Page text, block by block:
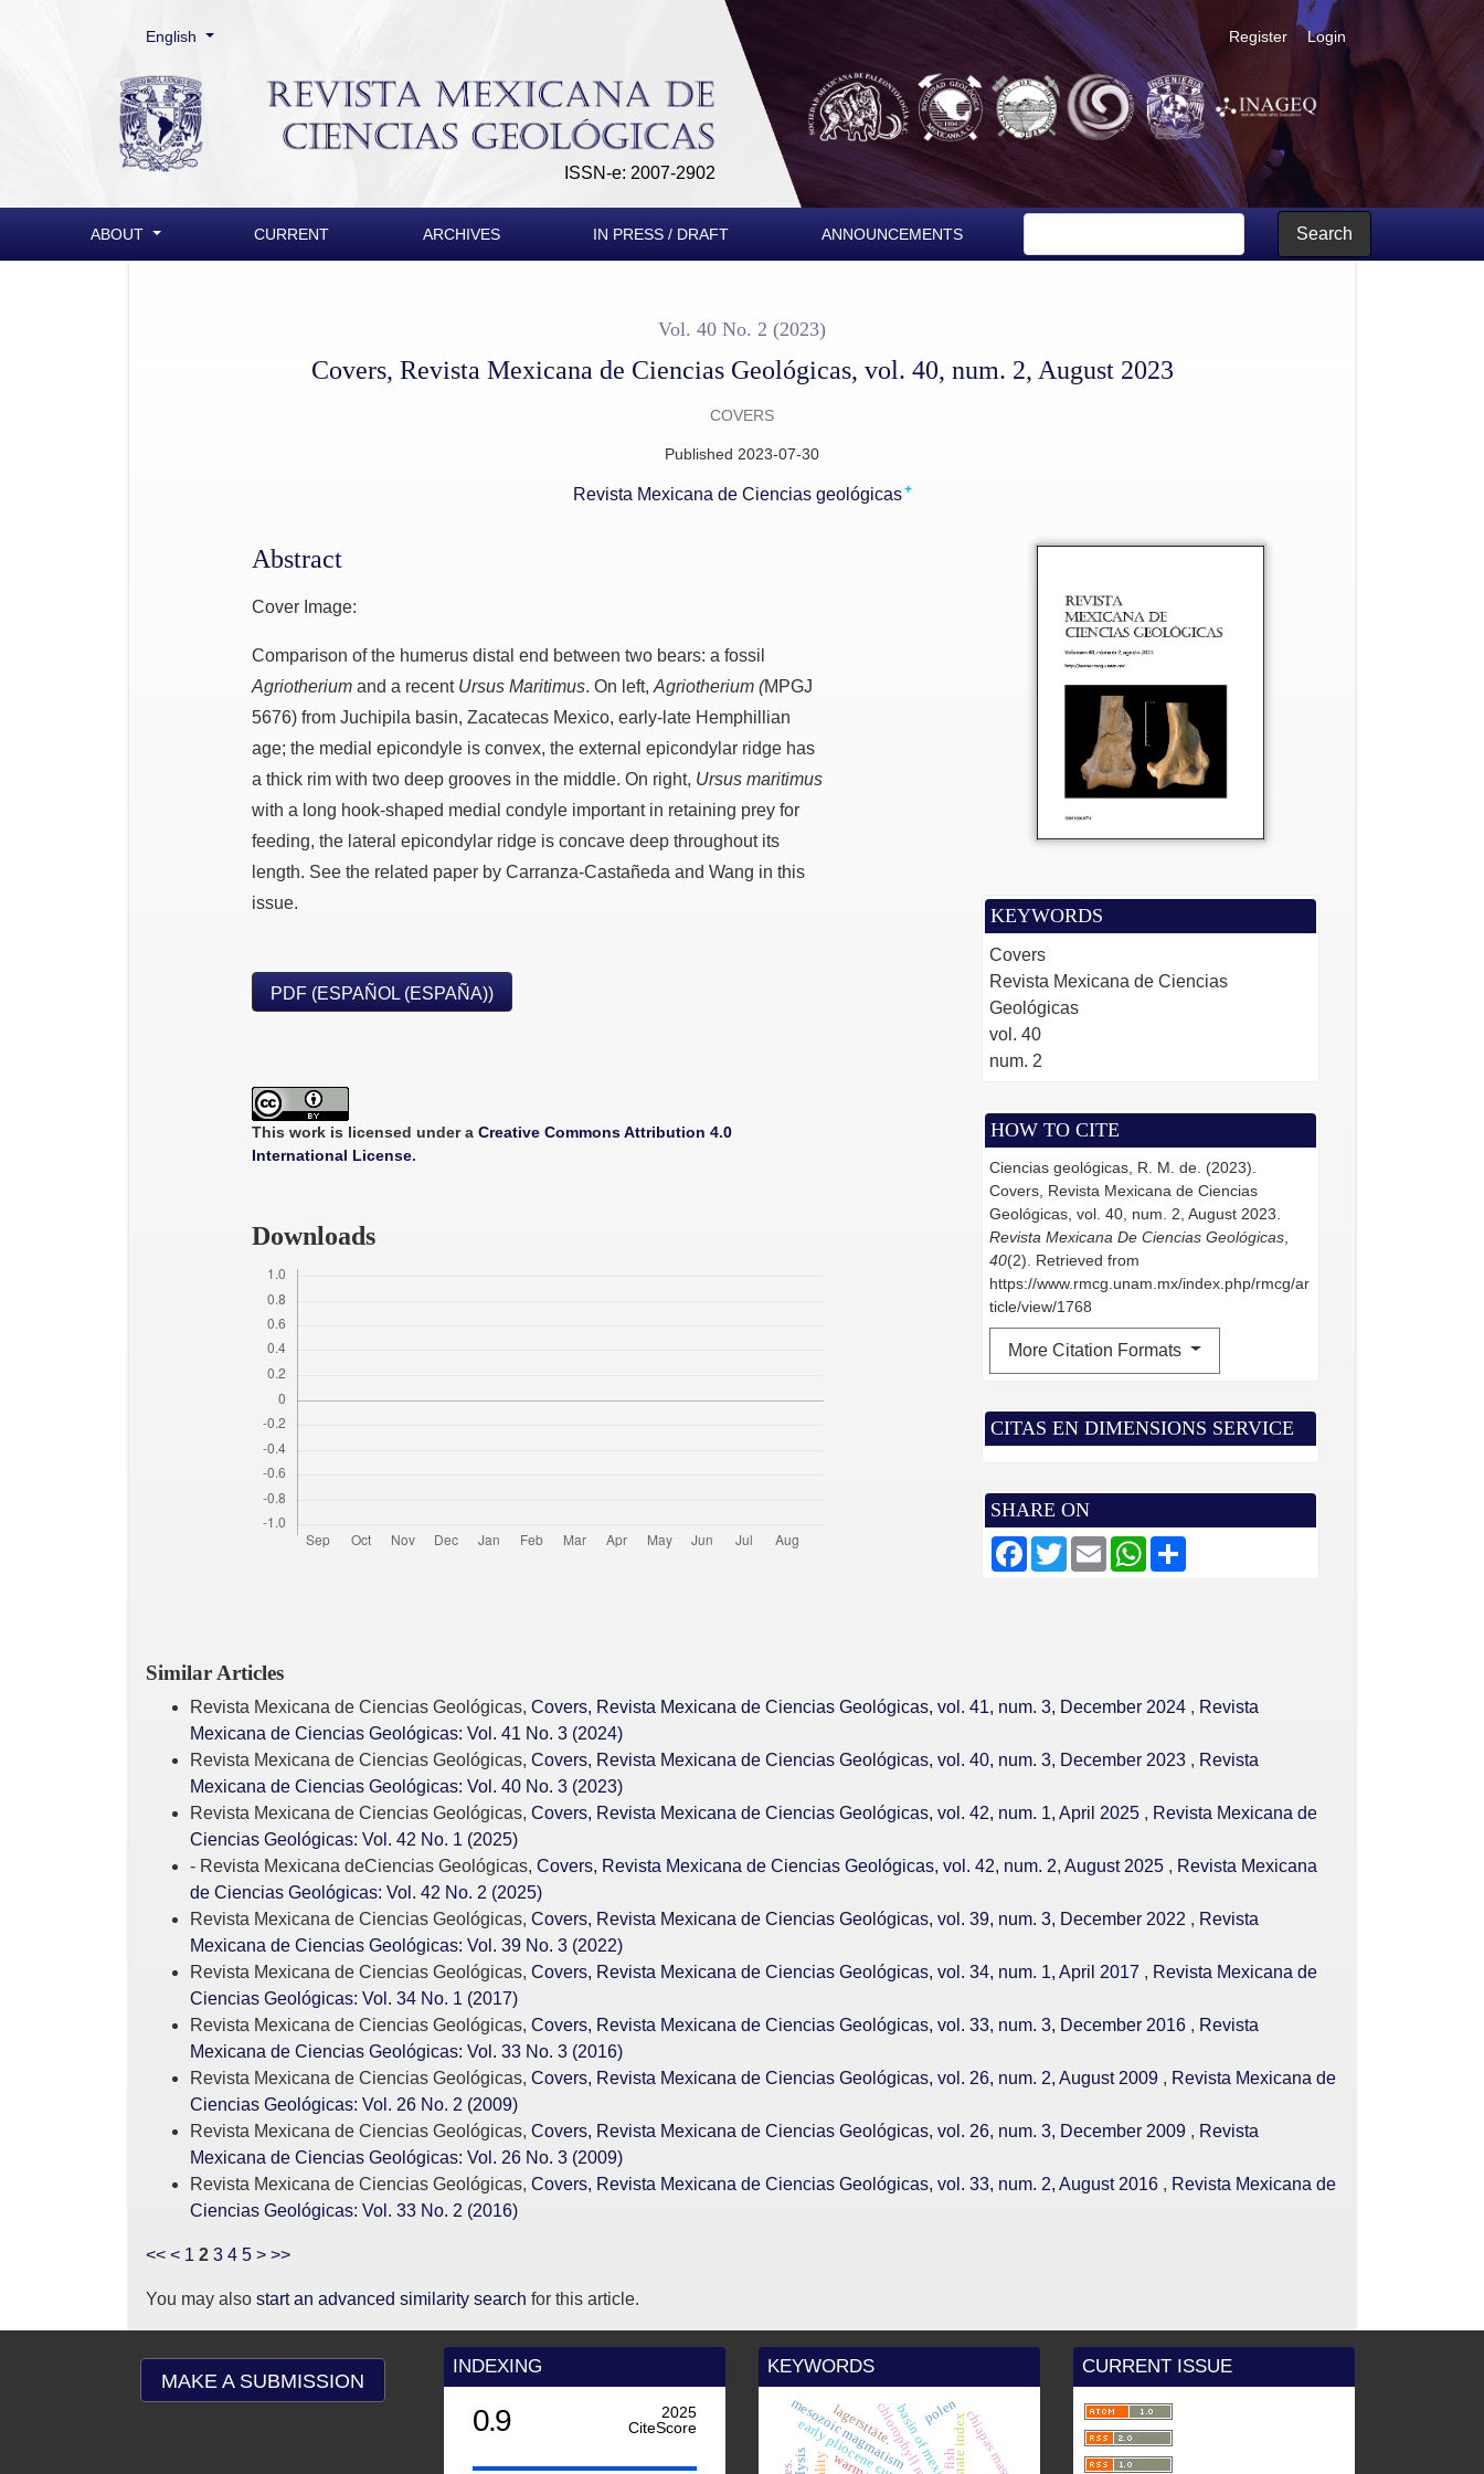
Covers, Revista Mexicana de Ciencias Geológicas, vol. 40, num. 2, August 2023
ISSN-e: 2007-2902
Register Login
Change the language. The current language is:
English
ABOUT CURRENT ARCHIVES IN PRESS / DRAFT ANNOUNCEMENTS Search
Vol. 40 No. 2 (2023)
Covers, Revista Mexicana de Ciencias Geológicas, vol. 40, num. 2, August 2023
COVERS
Published 2023-07-30
Revista Mexicana de Ciencias geológicas+
KEYWORDS
Covers
Revista Mexicana de Ciencias
Geológicas
vol. 40
num. 2
HOW TO CITE
Ciencias geológicas, R. M. de. (2023).
Covers, Revista Mexicana de Ciencias
Geológicas, vol. 40, num. 2, August 2023.
Revista Mexicana De Ciencias Geológicas
40(2). Retrieved from
https://www.rmcg.unam.mx/index.php/rmcg/ar
ticle/view/1768
More Citation Formats
CITAS EN DIMENSIONS SERVICE
SHARE ON
F
a
T
w
E
m
W
Abstract
Cover Image:
Comparison of the humerus distal end between two bears: a fossil
Agriotherium and a recent Ursus Maritimus. On left, Agriotherium (MPGJ
5676) from Juchipila basin, Zacatecas Mexico, early-late Hemphillian
age; the medial epicondyle is convex, the external epicondylar ridge has
a thick rim with two deep grooves in the middle. On right, Ursus maritimus
with a long hook-shaped medial condyle important in retaining prey for
feeding, the lateral epicondylar ridge is concave deep throughout its
length. See the related paper by Carranza-Castañeda and Wang in this
issue.
PDF (ESPAÑOL (ESPAÑA))
This work is licensed under a Creative Commons Attribution 4.0
International License.
Downloads
Similar Articles
Revista Mexicana de Ciencias Geológicas, Covers, Revista Mexicana de Ciencias Geológicas, vol. 41, num. 3, December 2024 , Revista
Mexicana de Ciencias Geológicas: Vol. 41 No. 3 (2024)
Revista Mexicana de Ciencias Geológicas, Covers, Revista Mexicana de Ciencias Geológicas, vol. 40, num. 3, December 2023 , Revista
Mexicana de Ciencias Geológicas: Vol. 40 No. 3 (2023)
Revista Mexicana de Ciencias Geológicas, Covers, Revista Mexicana de Ciencias Geológicas, vol. 42, num. 1, April 2025 , Revista Mexicana de
Ciencias Geológicas: Vol. 42 No. 1 (2025)
- Revista Mexicana deCiencias Geológicas, Covers, Revista Mexicana de Ciencias Geológicas, vol. 42, num. 2, August 2025 , Revista Mexicana
de Ciencias Geológicas: Vol. 42 No. 2 (2025)
Revista Mexicana de Ciencias Geológicas, Covers, Revista Mexicana de Ciencias Geológicas, vol. 39, num. 3, December 2022 , Revista
Mexicana de Ciencias Geológicas: Vol. 39 No. 3 (2022)
Revista Mexicana de Ciencias Geológicas, Covers, Revista Mexicana de Ciencias Geológicas, vol. 34, num. 1, April 2017 , Revista Mexicana de
Ciencias Geológicas: Vol. 34 No. 1 (2017)
Revista Mexicana de Ciencias Geológicas, Covers, Revista Mexicana de Ciencias Geológicas, vol. 33, num. 3, December 2016 , Revista
Mexicana de Ciencias Geológicas: Vol. 33 No. 3 (2016)
Revista Mexicana de Ciencias Geológicas, Covers, Revista Mexicana de Ciencias Geológicas, vol. 26, num. 2, August 2009 , Revista Mexicana de
Ciencias Geológicas: Vol. 26 No. 2 (2009)
Revista Mexicana de Ciencias Geológicas, Covers, Revista Mexicana de Ciencias Geológicas, vol. 26, num. 3, December 2009 , Revista
Mexicana de Ciencias Geológicas: Vol. 26 No. 3 (2009)
Revista Mexicana de Ciencias Geológicas, Covers, Revista Mexicana de Ciencias Geológicas, vol. 33, num. 2, August 2016 , Revista Mexicana de
Ciencias Geológicas: Vol. 33 No. 2 (2016)
<< < 1 2 3 4 5 > >>
You may also start an advanced similarity search for this article.
MAKE A SUBMISSION
INDEXING
0.9
2025
CiteScore
KEYWORDS
early pliocene currents.
mesozoic magmatismbasin of mexico.
lagersttäte. chiapas massif
fish
polen
CURRENT ISSUE